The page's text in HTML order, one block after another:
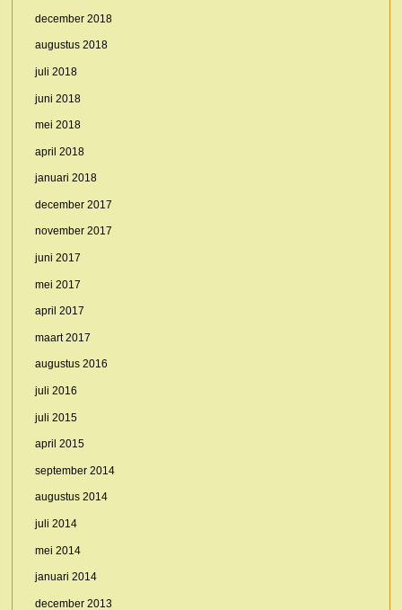
december 2018
augustus 2018
juli 2018
juni 2018
mei 2018
april 2018
januari 2018
december 2017
november 2017
juni 2017
mei 2017
april 2017
maart 2017
augustus 2016
juli 2016
juli 2015
april 2015
september 2014
augustus 2014
juli 2014
mei 2014
januari 2014
december 2013